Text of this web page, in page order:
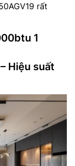
rất
1
Hiệu suất